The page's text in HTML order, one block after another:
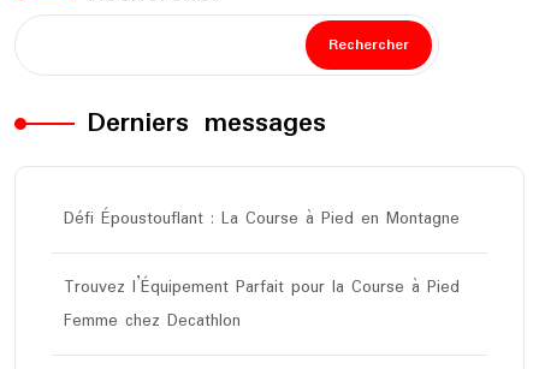
Rechercher
Derniers messages
Défi Époustouflant : La Course à Pied en Montagne
Trouvez l’Équipement Parfait pour la Course à Pied
Femme chez Decathlon